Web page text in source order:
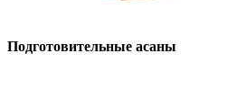
Подготовительные асаны